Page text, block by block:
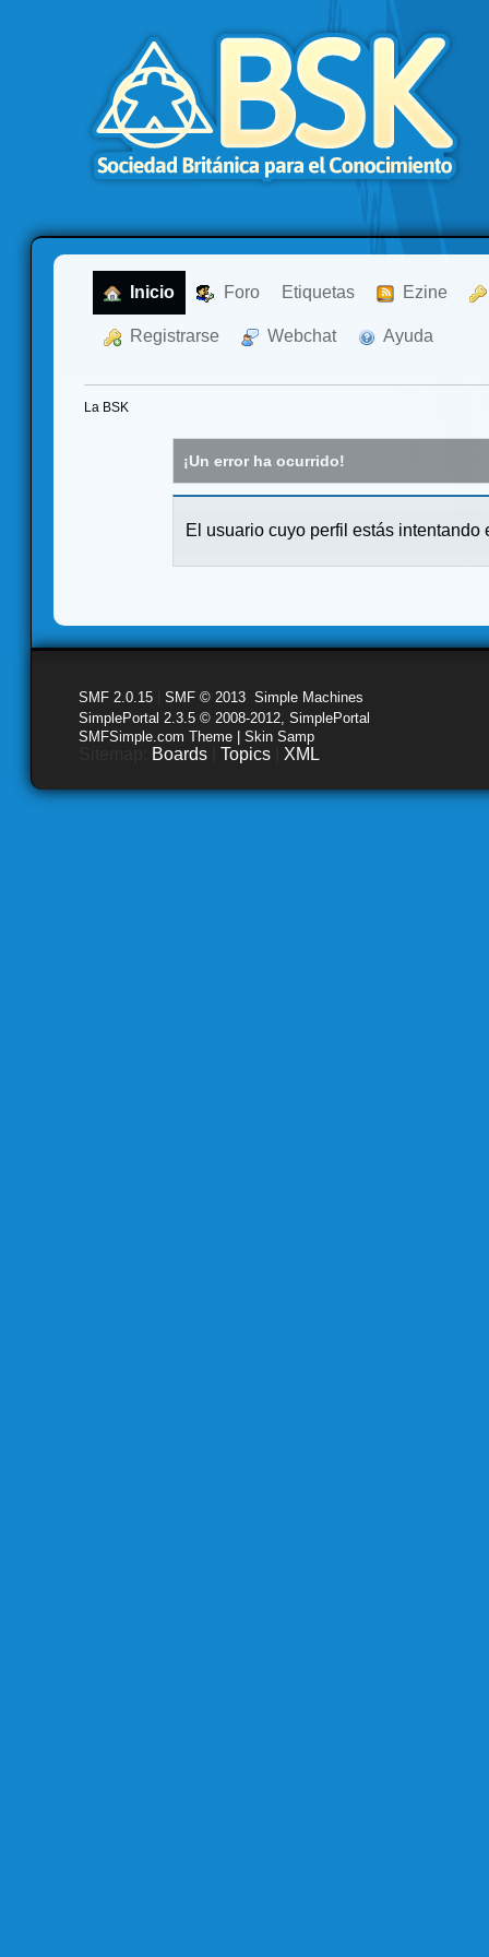
Inicio Foro Etiquetas Ezine
Registrarse Webchat Ayuda
La BSK
¡Un error ha ocurrido!
El usuario cuyo perfil estás intentando
SMF 2.0.15 SMF © 2013 Simple Machines
SimplePortal 2.3.5 © 2008-2012, SimplePortal
SMFSimple.com Theme | Skin Samp
Boards Topics XML